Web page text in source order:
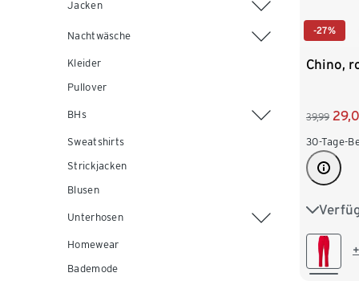
Jacken
Nachtwäsche
Kleider
Pullover
BHs
Sweatshirts
Strickjacken
Blusen
Unterhosen
Homewear
Bademode
-27%
Chino,
39,99
30-Tage-
36
44